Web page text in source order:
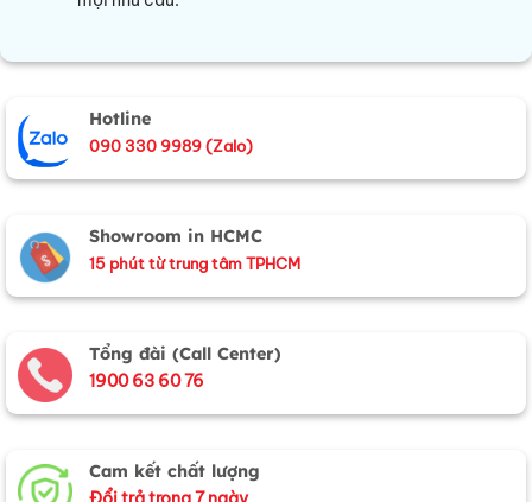
Hotline
090 330 9989 (Zalo)
Showroom in HCMC
15 phút từ trung tâm TPHCM
Tổng đài (Call Center)
1900 63 60 76
Cam kết chất lượng